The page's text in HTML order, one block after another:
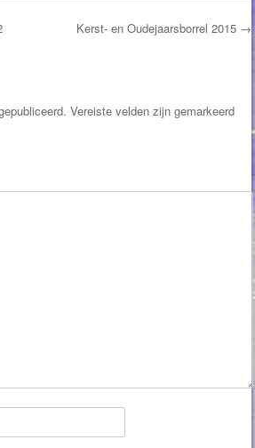
Kerst- en Oudejaarsborrel 2015 →
Vereiste velden zijn gemarkeerd